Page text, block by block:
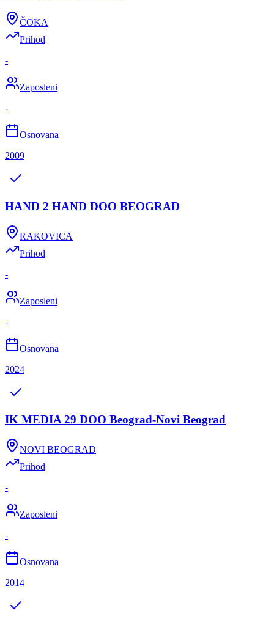
ČOKA
Prihod
-
Zaposleni
-
Osnovana
2009
HAND 2 HAND DOO BEOGRAD
RAKOVICA
Prihod
-
Zaposleni
-
Osnovana
2024
IK MEDIA 29 DOO Beograd-Novi Beograd
NOVI BEOGRAD
Prihod
-
Zaposleni
-
Osnovana
2014